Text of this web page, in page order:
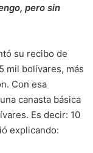
pero sin
su recibo de
mil bolívares, más
Con esa
canasta básica
Es decir: 10
explicando: